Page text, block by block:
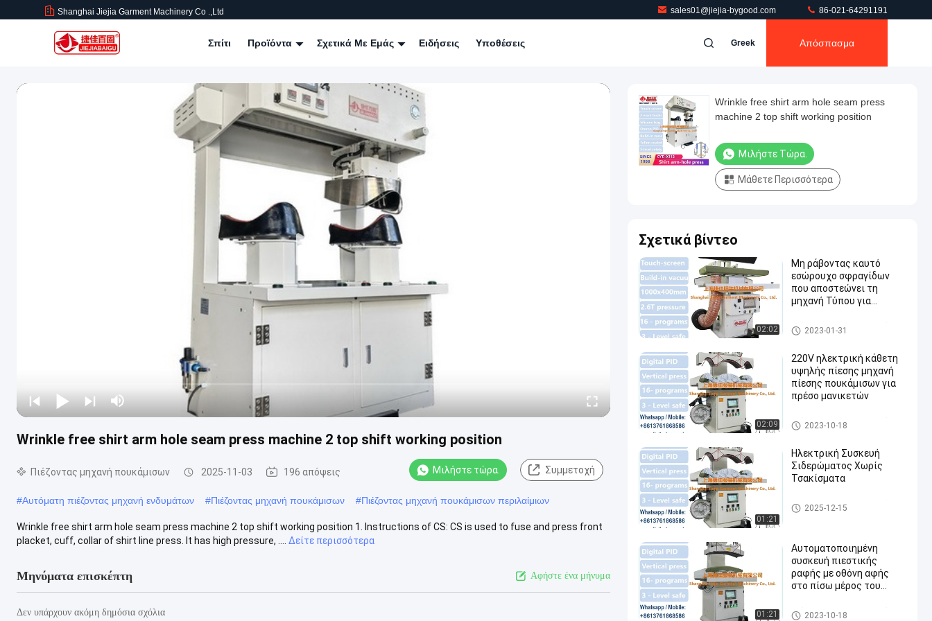
Shanghai Jiejia Garment Machinery Co .,ltd sales01@jiejia-bygood.com 86-021-64291191
Σπίτι Προϊόντα Σχετικά Με Εμάς Ειδήσεις Υποθέσεις Greek Απόσπασμα
Wrinkle free shirt arm hole seam press machine 2 top shift working position
Πιέζοντας μηχανή πουκάμισων 2025-11-03 196 απόψεις Μιλήστε τώρα. Συμμετοχή
#Αυτόματη πιέζοντας μηχανή ενδυμάτων #Πιέζοντας μηχανή πουκάμισων #Πιέζοντας μηχανή πουκάμισων περιλαίμιων
Wrinkle free shirt arm hole seam press machine 2 top shift working position 1. Instructions of CS: CS is used to fuse and press front
placket, cuff, collar of shirt line press. It has high pressure, ....
Δείτε περισσότερα
Μηνύματα επισκέπτη Αφήστε ένα μήνυμα
Δεν υπάρχουν ακόμη δημόσια σχόλια
Wrinkle free shirt arm hole seam press
machine 2 top shift working position
Μιλήστε Τώρα.
Μάθετε Περισσότερα
Σχετικά βίντεο
02:02
Μη ράβοντας καυτό
εσώρουχο σφραγίδων
που αποστεώνει τη
μηχανή Τύπου για
γιόγκας
Πιέζοντας μηχανή πουκάμισ
ων
2023-01-31
02:09
220V ηλεκτρική κάθετη
υψηλής πίεσης μηχανή
πίεσης πουκάμισων για
πρέσο μανικετών
Πιέζοντας μηχανή πουκάμισ
ων
2023-10-18
01:21
Ηλεκτρική Συσκευή
Σιδερώματος Χωρίς
Τσακίσματα
Πιέζοντας μηχανή πουκάμισ
ων
2025-12-15
01:21
Αυτοματοποιημένη
συσκευή πιεστικής
ραφής με οθόνη αφής
στο πίσω μέρος του
Πιέζοντας μηχανή πουκάμισ
2023-10-18